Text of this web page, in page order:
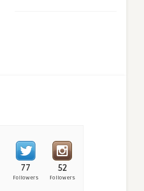
77
Followers
52
Followers